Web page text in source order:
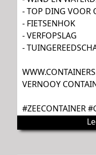
- TOP DING VOOR
- FIETSENHOK
- VERFOPSLAG
-
VERNOOY
#ZEECONTAINER